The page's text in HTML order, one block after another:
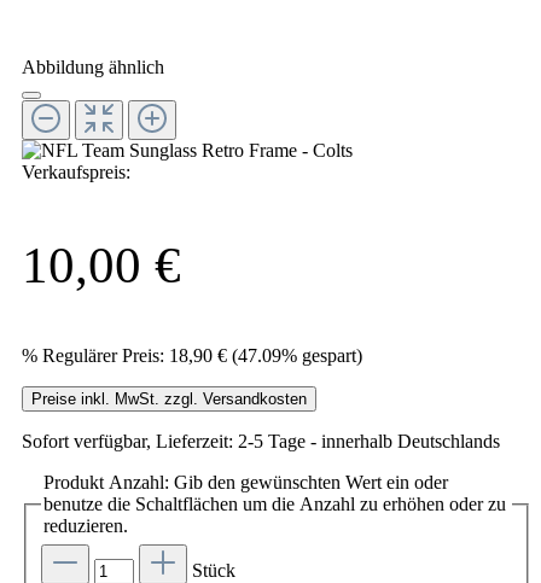
Abbildung ähnlich
Verkaufspreis:
10,00 €
% Regulärer Preis: 18,90 € (47.09% gespart)
Preise inkl. MwSt. zzgl. Versandkosten
Sofort verfügbar, Lieferzeit: 2-5 Tage - innerhalb Deutschlands
Produkt Anzahl: Gib den gewünschten Wert ein oder
benutze die Schaltflächen um die Anzahl zu erhöhen oder zu
reduzieren.
Stück